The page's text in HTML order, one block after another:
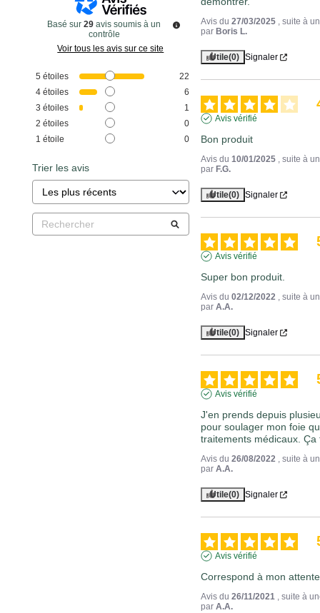
Basé sur29 avis soumis à un
contrôle
Voir tous les avis sur ce site
5 étoiles
22
4 étoiles
6
3 étoiles
1
2 étoiles
0
1 étoile 0
Trier les avis
Avis du27/03/2025 , suite à
par Boris L.
Utile(0) Signaler
Avis vérifié
Bon produit
Avis du10/01/2025 , suite à
par F.G.
Utile(0) Signaler
Avis vérifié
Super bon produit.
Avis du02/12/2022 , suite à
parA.A.
Utile(0) Signaler
Avis vérifié
J'en prends depuis
pour soulager mon foie
traitements médicaux.
Avis du26/08/2022 , suite à
parA.A.
Utile(0) Signaler
Avis vérifié
Correspond à mon
Avis du26/11/2021 , suite à
parA.A.